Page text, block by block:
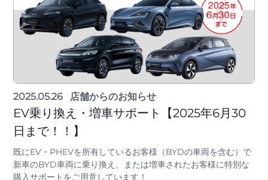
2025.05.26 店舗からのお知らせ
EV乗り換え・増車サポート【2025年6月30
日まで！！】
既にEV・PHEVを所有しているお客様（BYDの車両を含む）で
新車のBYD車両に乗り換え、または増車されたお客様に特別な
購入サポートをご用意しています！